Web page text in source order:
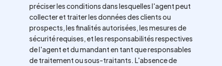
préciser les conditions dans lesquelles l'agent peut
collecter et traiter les données des clients ou
prospects, les finalités autorisées, les mesures de
sécurité requises, et les responsabilités respectives
de l'agent et du mandant en tant que responsables
de traitement ou sous-traitants. L'absence de